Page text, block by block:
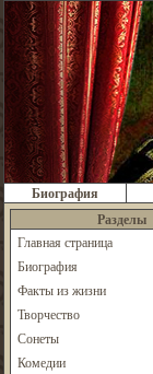
Биография
Разделы
Главная страница
Биография
Факты из жизни
Творчество
Сонеты
Комедии